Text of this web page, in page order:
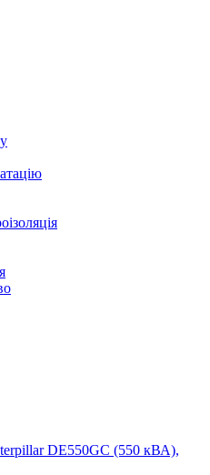
DE550GC (550 кВА),